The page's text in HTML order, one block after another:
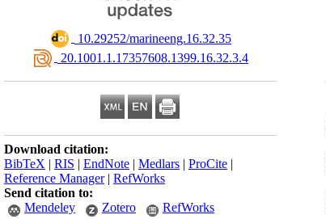
‎ 10.29252/marineeng.16.32.35
‎ 20.1001.1.17357608.1399.16.32.3.4
Download citation:
BibTeX | RIS | EndNote | Medlars | ProCite |
Reference Manager| RefWorks
Send citation to:
Mendeley
Zotero RefWorks